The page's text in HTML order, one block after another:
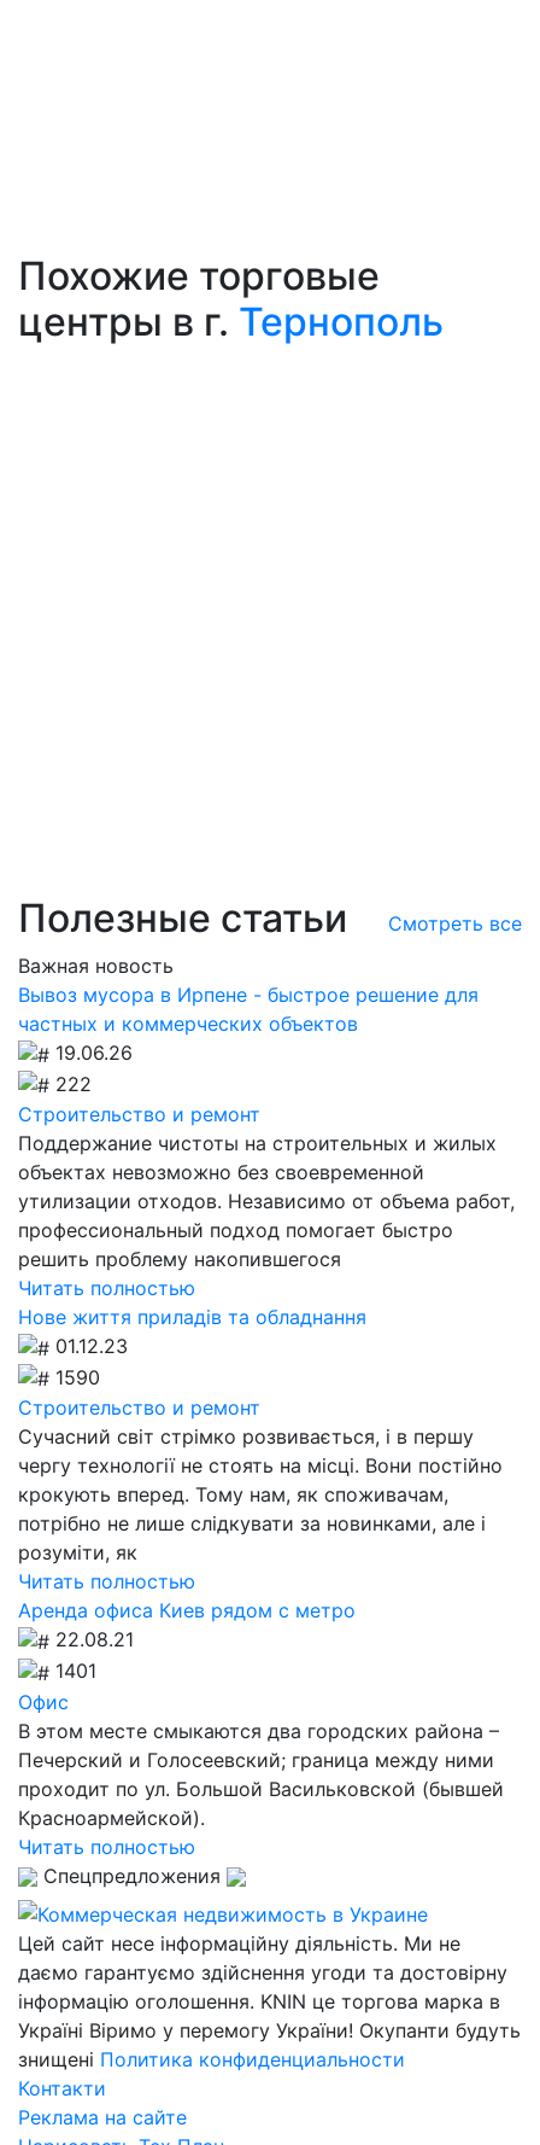
Похожие торговые
центры в г. Тернополь
Полезные статьи
Смотреть все
Важная новость
Вывоз мусора в Ирпене - быстрое решение для
частных и коммерческих объектов
19.06.26
222
Строительство и ремонт
Поддержание чистоты на строительных и жилых
объектах невозможно без своевременной
утилизации отходов. Независимо от объема работ,
профессиональный подход помогает быстро
решить проблему накопившегося
Читать полностью
Нове життя приладів та обладнання
01.12.23
1590
Строительство и ремонт
Сучасний світ стрімко розвивається, і в першу
чергу технології не стоять на місці. Вони постійно
крокують вперед. Тому нам, як споживачам,
потрібно не лише слідкувати за новинками, але і
розуміти, як
Читать полностью
Аренда офиса Киев рядом с метро
22.08.21
1401
Офис
В этом месте смыкаются два городских района –
Печерский и Голосеевский; граница между ними
проходит по ул. Большой Васильковской (бывшей
Красноармейской).
Читать полностью
Спецпредложения
Цей сайт несе інформаційну діяльність. Ми не
даємо гарантуємо здійснення угоди та достовірну
інформацію оголошення. KNIN це торгова марка в
Україні Віримо у перемогу України! Окупанти будуть
знищені Политика конфиденциальности
Контакти
Реклама на сайте